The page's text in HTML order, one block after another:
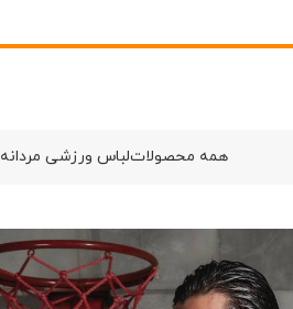
همه محصولاتلباس ورزشی مردانه